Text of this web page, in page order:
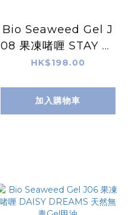
Bio Seaweed Gel J
08 果凍啫喱 STAY W
ILD 天然無毒Gel甲油
HK$198.00
加入購物車